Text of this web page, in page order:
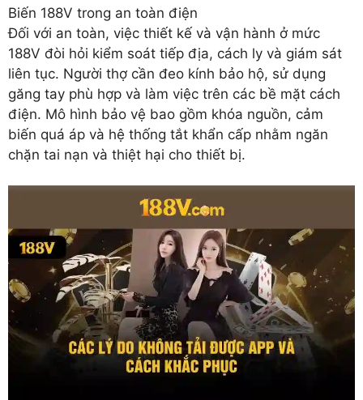
Biến 188V trong an toàn điện
Đối với an toàn, việc thiết kế và vận hành ở mức
188V đòi hỏi kiểm soát tiếp địa, cách ly và giám sát
liên tục. Người thợ cần đeo kính bảo hộ, sử dụng
găng tay phù hợp và làm việc trên các bề mặt cách
điện. Mô hình bảo vệ bao gồm khóa nguồn, cảm
biến quá áp và hệ thống tắt khẩn cấp nhằm ngăn
chặn tai nạn và thiệt hại cho thiết bị.